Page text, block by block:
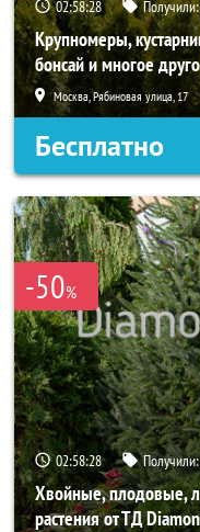
02:58:27
Крупномеры,
бонсай и многое
Москва, Рябиновая улица, 17
Бесплатно
-50%
02:58:27
Хвойные, плодовые,
растения от ТД